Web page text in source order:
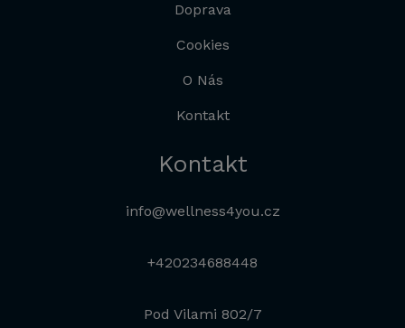
Doprava
Cookies
O Nás
Kontakt
Kontakt
info@wellness4you.cz
+420234688448
Pod Vilami 802/7